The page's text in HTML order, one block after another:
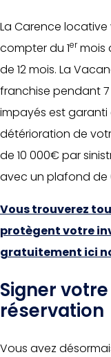
La Carence locative
compter du 1ermois
de 12 mois. La
franchise pendant 7
impayés est
détérioration de
de 10 000€ par
avec un plafond de
Vous trouverez
protègent votre
gratuitement ici
Signer
réservation
Vous avez